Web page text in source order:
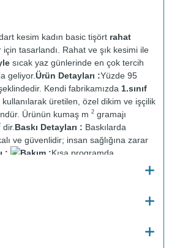
kesim kadın basic tişört rahat
tasarlandı. Rahat ve şık kesimi ile
sıcak yaz günlerinde en çok tercih
geliyor.Ürün Detayları :Yüzde 95
Kendi fabrikamızda 1.sınıf
kullanılarak üretilen, özel dikim ve işçilik
Ürünün kumaş m 2 gramajı
dir. Baskı Detayları : Baskılarda
ve güvenlidir; insan sağlığına zarar
: Bakım :Kısa programda
ve tersten yıkanır.
kurutulmaz. Orta ısıda ve tersten